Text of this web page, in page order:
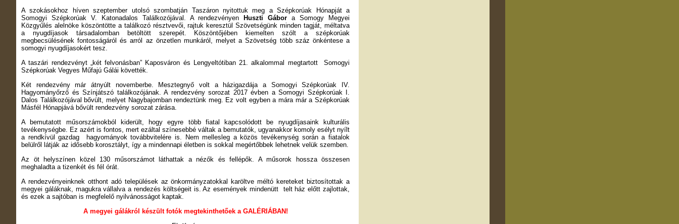
A szokásokhoz híven szeptember utolsó szombatján Taszáron nyitottuk meg a Szépkorúak Hónapját a
Somogyi Szépkorúak V. Katonadalos Találkozójával. A rendezvényen
Huszti Gábor a Somogy Megyei
Közgyűlés alelnöke köszöntötte a találkozó résztvevői, rajtuk keresztül Szövetségünk minden tagját, méltatva
a nyugdíjasok társadalomban betöltött szerepét. Köszöntőjében kiemelten szólt a szépkorúak
megbecsülésének fontosságáról és arról az önzetlen munkáról, melyet a Szövetség több száz önkéntese a
somogyi nyugdíjasokért tesz.
A taszári rendezvényt „két felvonásban” Kaposváron és Lengyeltótiban 21. alkalommal megtartott Somogyi
Szépkorúak Vegyes Műfajú Gálái követték.
Két rendezvény már átnyúlt novemberbe. Mesztegnyő volt a házigazdája a Somogyi Szépkorúak IV.
Hagyományőrző és Színjátszó találkozójának. A rendezvény sorozat 2017 évben a Somogyi Szépkorúak I.
Dalos Találkozójával bővült, melyet Nagybajomban rendeztünk meg. Ez volt egyben a mára már a Szépkorúak
Másfél Hónapjává bővült rendezvény sorozat zárása.
A bemutatott műsorszámokból kiderült, hogy egyre több fiatal kapcsolódott be nyugdíjasaink kulturális
tevékenységbe. Ez azért is fontos, mert ezáltal színesebbé váltak a bemutatók, ugyanakkor komoly esélyt nyílt
a rendkívül gazdag hagyományok továbbvitelére is. Nem mellesleg a közös tevékenység során a fiatalok
belülről látják az idősebb korosztályt, így a mindennapi életben is sokkal megértőbbek lehetnek velük szemben.
Az öt helyszínen közel 130 műsorszámot láthattak a nézők és fellépők. A műsorok hossza összesen
meghaladta a tizenkét és fél órát.
A rendezvényeinknek otthont adó települések az önkormányzatokkal karöltve méltó kereteket biztosítottak a
megyei gáláknak, magukra vállalva a rendezés költségeit is. Az események mindenütt telt ház előtt zajlottak,
és ezek a sajtóban is megfelelő nyilvánosságot kaptak.
A megyei gálákról készült fotók megtekinthetőek a GALÉRIÁBAN!